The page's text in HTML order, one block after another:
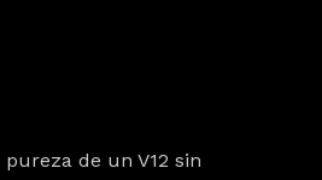
de un V12 sin